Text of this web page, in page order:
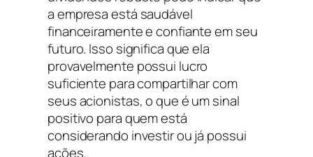
a empresa está saudável
financeiramente e confiante em seu
futuro. Isso significa que ela
provavelmente possui lucro
suficiente para compartilhar com
seus acionistas, o que é um sinal
positivo para quem está
considerando investir ou já possui
ações.